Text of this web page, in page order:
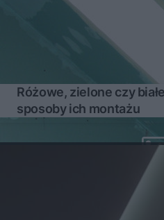
Różowe, zielone czy
sposoby ich montażu